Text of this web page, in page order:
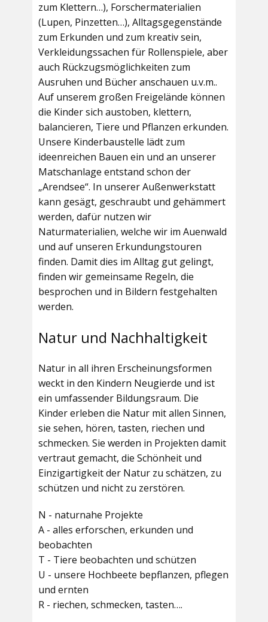
zum Klettern…), Forschermaterialien
(Lupen, Pinzetten…), Alltagsgegenstände
zum Erkunden und zum kreativ sein,
Verkleidungssachen für Rollenspiele, aber
auch Rückzugsmöglichkeiten zum
Ausruhen und Bücher anschauen u.v.m..
Auf unserem großen Freigelände können
die Kinder sich austoben, klettern,
balancieren, Tiere und Pflanzen erkunden.
Unsere Kinderbaustelle lädt zum
ideenreichen Bauen ein und an unserer
Matschanlage entstand schon der
„Arendsee“. In unserer Außenwerkstatt
kann gesägt, geschraubt und gehämmert
werden, dafür nutzen wir
Naturmaterialien, welche wir im Auenwald
und auf unseren Erkundungstouren
finden. Damit dies im Alltag gut gelingt,
finden wir gemeinsame Regeln, die
besprochen und in Bildern festgehalten
werden.
Natur und Nachhaltigkeit
Natur in all ihren Erscheinungsformen
weckt in den Kindern Neugierde und ist
ein umfassender Bildungsraum. Die
Kinder erleben die Natur mit allen Sinnen,
sie sehen, hören, tasten, riechen und
schmecken. Sie werden in Projekten damit
vertraut gemacht, die Schönheit und
Einzigartigkeit der Natur zu schätzen, zu
schützen und nicht zu zerstören.
N - naturnahe Projekte
A - alles erforschen, erkunden und
beobachten
T - Tiere beobachten und schützen
U - unsere Hochbeete bepflanzen, pflegen
und ernten
R - riechen, schmecken, tasten….